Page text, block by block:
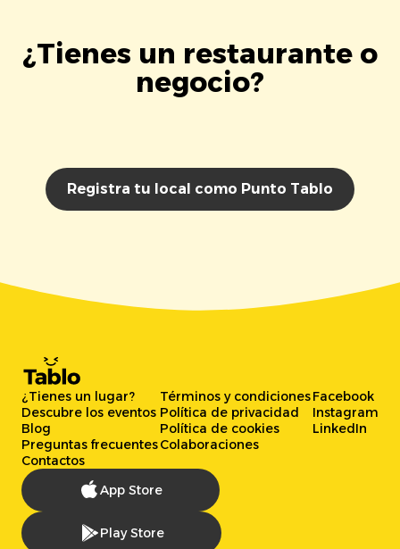
¿Tienes un restaurante o
negocio?
Registra tu local como Punto Tablo
¿Tienes un lugar?
Descubre los eventos
Blog
Preguntas frecuentes
Contactos
Términos y condiciones
Política de privacidad
Política de cookies
Colaboraciones
Facebook
Instagram
LinkedIn
App Store
Play Store